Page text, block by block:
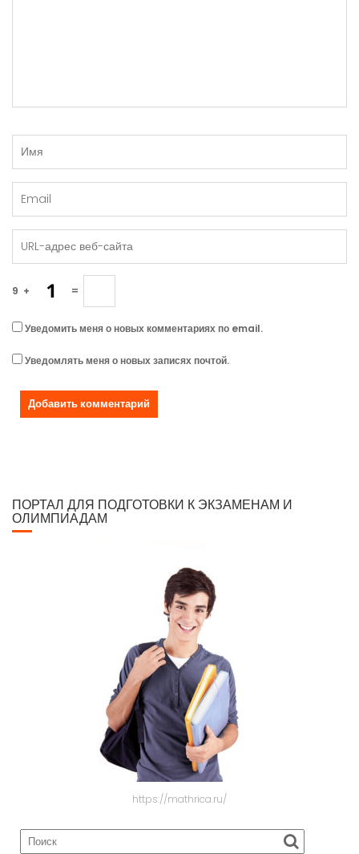
9 + =
Уведомить меня о новых комментариях по email.
Уведомлять меня о новых записях почтой.
ПОРТАЛ ДЛЯ ПОДГОТОВКИ К ЭКЗАМЕНАМ И
ОЛИМПИАДАМ
https://mathrica.ru/